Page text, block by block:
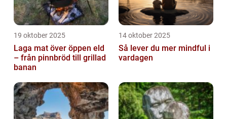
19 oktober 2025
Laga mat över öppen eld
– från pinnbröd till grillad
banan
14 oktober 2025
Så lever du mer mindful i
vardagen